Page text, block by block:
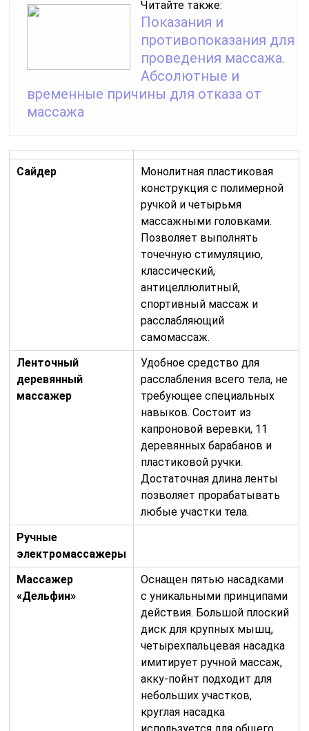
Читайте также:
Показания и
противопоказания для
проведения массажа.
Абсолютные и
временные причины для отказа от
массажа
Сайдер
Монолитная пластиковая
конструкция с полимерной
ручкой и четырьмя
массажными головками.
Позволяет выполнять
точечную стимуляцию,
классический,
антицеллюлитный,
спортивный массаж и
расслабляющий
самомассаж.
Ленточный
деревянный
массажер
Удобное средство для
расслабления всего тела, не
требующее специальных
навыков. Состоит из
капроновой веревки, 11
деревянных барабанов и
пластиковой ручки.
Достаточная длина ленты
позволяет прорабатывать
любые участки тела.
Ручные
электромассажеры
Массажер
«Дельфин»
Оснащен пятью насадками
с уникальными принципами
действия. Большой плоский
диск для крупных мышц,
четырехпальцевая насадка
имитирует ручной массаж,
акку-пойнт подходит для
небольших участков,
круглая насадка